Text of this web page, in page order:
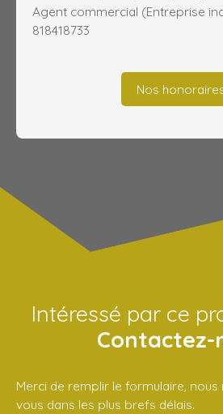
Agent commercial (Entreprise
818418733
Nos
Intéressé par ce
Contactez-
Merci de remplir le formulaire,
vous dans les plus brefs délais.